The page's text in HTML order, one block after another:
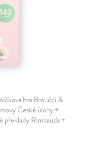
hra Broučci &
České úlohy +
překlady Rimbauda +